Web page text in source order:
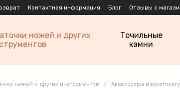
Контактная информация Блог Отзывы о
ножей и других
Точильные
камни
ножей и других инструментов Аксессуары и